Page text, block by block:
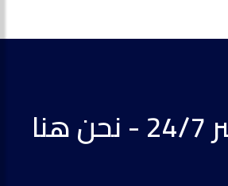
دعم مباشر 24/7 - نحن هنا